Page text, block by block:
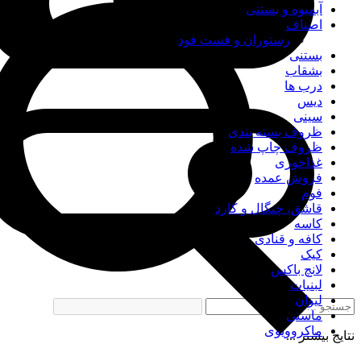
نتایج بیشتر ...
آبمیوه و بستنی
اصناف
رستوران و فست فود
بستنی
بشقاب
درب ها
دیس
سینی
ظروف بسته بندی
ظروف چاپ شده
غذاخوری
فروش عمده
فوم
قاشق، چنگال و کارد
کاسه
کافه و قنادی
کیک
لانچ باکس
لبنیات
لیوان
ماستی
ماکروویوی